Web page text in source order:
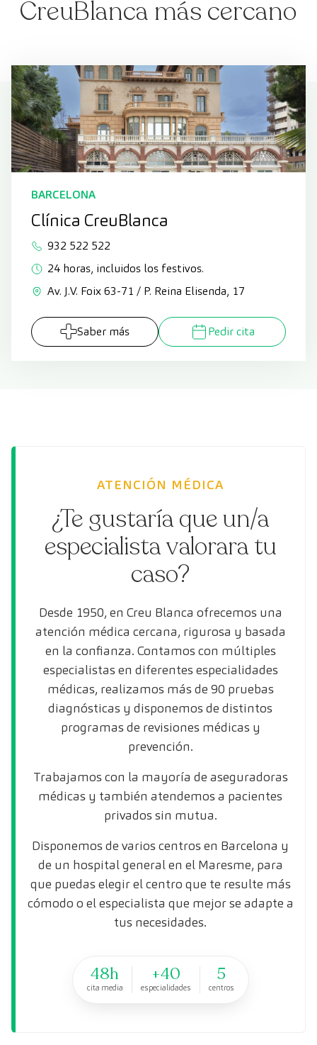
CreuBlanca más cercano
BARCELONA
Clínica CreuBlanca
932 522 522
24 horas, incluidos los festivos.
Av. J.V. Foix 63-71 / P. Reina Elisenda, 17
Saber más Pedir cita
ATENCIÓN MÉDICA
¿Te gustaría que un/a
especialista valorara tu
caso?
Desde 1950, en Creu Blanca ofrecemos una
atención médica cercana, rigurosa y basada
en la confianza. Contamos con múltiples
especialistas en diferentes especialidades
médicas, realizamos más de 90 pruebas
diagnósticas y disponemos de distintos
programas de revisiones médicas y
prevención.
Trabajamos con la mayoría de aseguradoras
médicas y también atendemos a pacientes
privados sin mutua.
Disponemos de varios centros en Barcelona y
de un hospital general en el Maresme, para
que puedas elegir el centro que te resulte más
cómodo o el especialista que mejor se adapte a
tus necesidades.
48h
cita media
+40
especialidades
5
centros